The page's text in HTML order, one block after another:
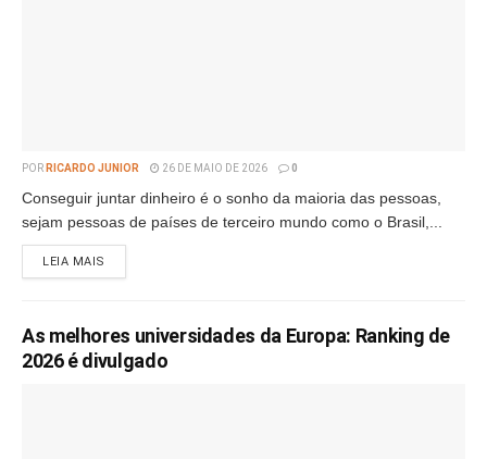
POR RICARDO JUNIOR 26 DE MAIO DE 2026 0
Conseguir juntar dinheiro é o sonho da maioria das pessoas,
sejam pessoas de países de terceiro mundo como o Brasil,...
LEIA MAIS
As melhores universidades da Europa: Ranking de
2026 é divulgado